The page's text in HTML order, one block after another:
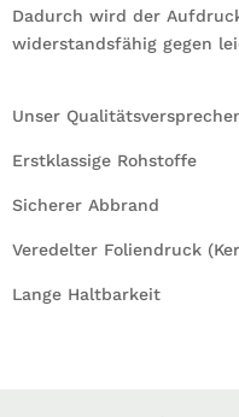
Dadurch wird der
widerstandsfähig gegen
Unser
Erstklassige Rohstoffe
Sicherer Abbrand
Veredelter Foliendruck
Lange Haltbarkeit